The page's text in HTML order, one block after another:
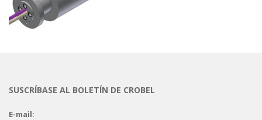
SUSCRÍBASE AL BOLETÍN DE CROBEL
E-mail: